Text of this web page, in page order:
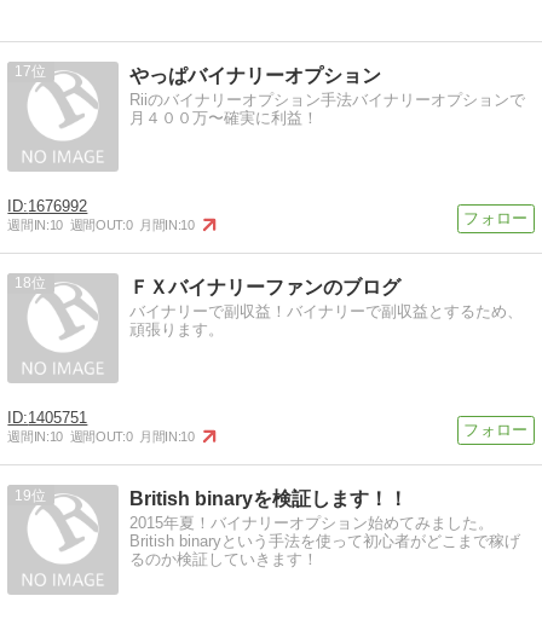
17 やっぱバイナリーオプション
Riiのバイナリーオプション手法バイナリーオプションで
月４００万〜確実に利益！
1676992
週間IN:10 週間OUT:0 月間IN:10
18 ＦＸバイナリーファンのブログ
バイナリーで副収益！バイナリーで副収益とするため、
頑張ります。
1405751
週間IN:10 週間OUT:0 月間IN:10
19 British binaryを検証します！！
2015年夏！バイナリーオプション始めてみました。
British binaryという手法を使って初心者がどこまで稼げ
るのか検証していきます！